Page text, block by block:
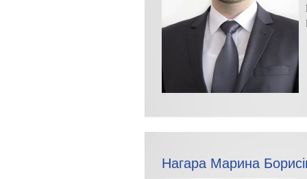
Нагара Марина